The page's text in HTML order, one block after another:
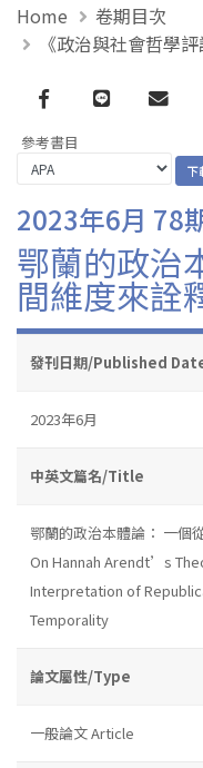
Home
卷期目次
《政治與社會哲學
Facebook
line email
參考書目
2023年6月 78
鄂蘭的政治
間維度來詮
發刊日期/Published
2023年6月
中英文篇名/Title
鄂蘭的政治本體論： 一個
On Hannah Arendt’s
Interpretation of
Temporality
論文屬性/Type
一般論文 Article